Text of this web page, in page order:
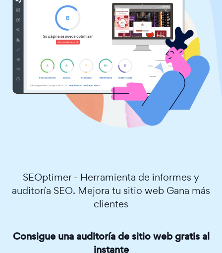
SEOptimer - Herramienta de informes y
auditoría SEO. Mejora tu sitio web Gana más
clientes
Consigue una auditoría de sitio web gratis al
instante